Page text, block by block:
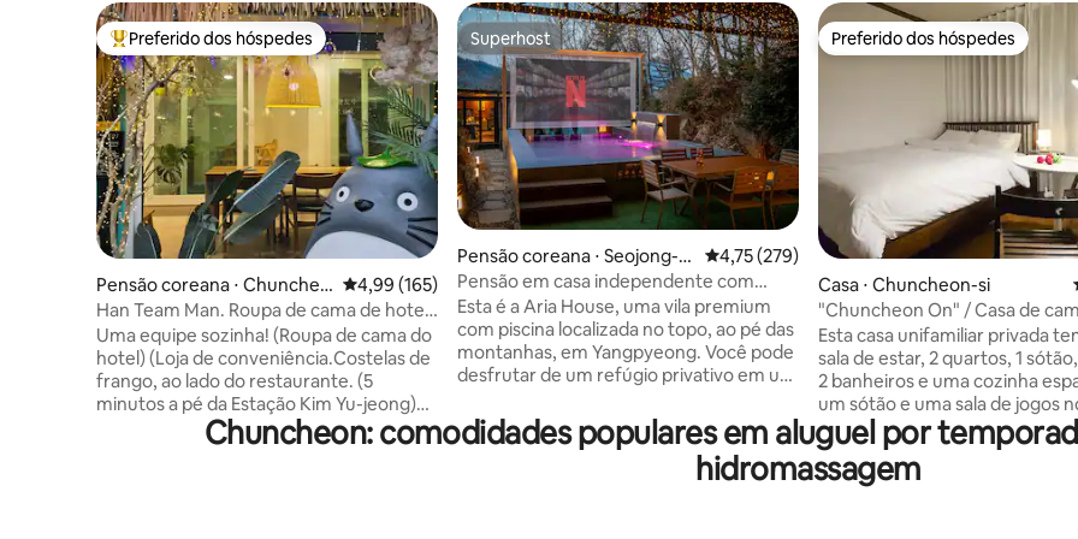
Entre os melhores preferidos dos hóspedes
Preferido dos hóspedes
Pensão coreana ⋅ Chuncheo
n-si
4,99 de uma avaliação média de 5, 165 avaliações
4,99 (165)
Han Team Man. Roupa de cama de hotel.
Churrasco. Em frente à loja de
conveniência.Em frente à estação de
Kim Yu-jeong. Hanaro Mart. 10 minutos
para o centro da cidade. Net*Bever
Uma equipe sozinha! (Roupa de cama do
hotel) (Loja de conveniência.Costelas de
frango, ao lado do restaurante. (5
minutos a pé da Estação Kim Yu-jeong)
Railbike 2 minutos a pé. 10 minutos de
carro até o centro da cidade.
Superhost
Superhost
Pensão coreana ⋅ Seojong-m
yeon, Yangpyeong
4,75 de uma avaliação média de 5, 279
4,75 (279)
Pensão em casa independente com
piscina em Yangpyeong "Aria House"
Esta é a Aria House, uma vila premium
com piscina localizada no topo, ao pé das
montanhas, em Yangpyeong. Você pode
desfrutar de um refúgio privativo em um
quadrados) no meio das montanhas, que
alugamos para um único grupo. Desfrute
de um relaxamento perfeito com a vista
que entra pela janela. A piscina externa
Preferido dos hóspedes
Preferido dos hóspedes
Casa ⋅ Chuncheon-si
"Chuncheon On" / Casa de
exclusiva com quintal /
para famílias e grupos / Até 6
Esta casa unifamiliar privada
sala de estar, 2 quartos, 1
2 banheiros e uma cozinha
um sótão e uma sala de jogos
segundo andar, para que você
ficar confortavelmente com
amigos com crianças. A higiene e a
limpeza são mantidas de forma
Chuncheon: comodidades populares em aluguel por
hidromassagem